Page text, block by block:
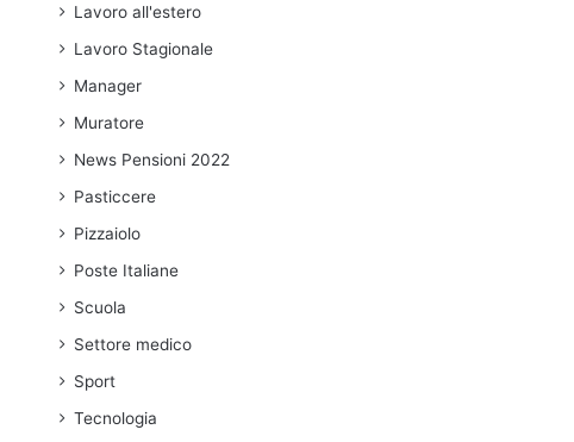
Lavoro all'estero
Lavoro Stagionale
Manager
Muratore
News Pensioni 2022
Pasticcere
Pizzaiolo
Poste Italiane
Scuola
Settore medico
Sport
Tecnologia